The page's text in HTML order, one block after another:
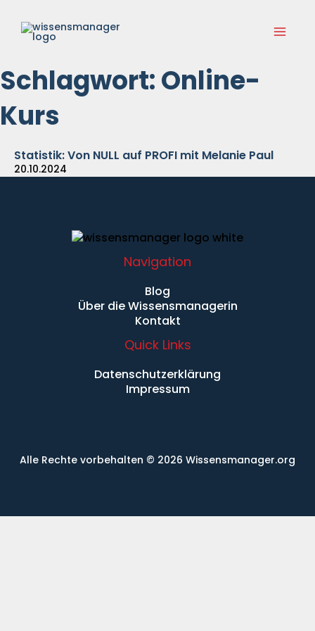
Inhalt
springen
Schlagwort: Online-
Kurs
Statistik: Von NULL auf PROFI mit Melanie Paul
20.10.2024
Navigation
Blog
Über die Wissensmanagerin
Kontakt
Quick Links
Datenschutzerklärung
Impressum
Alle Rechte vorbehalten © 2026 Wissensmanager.org